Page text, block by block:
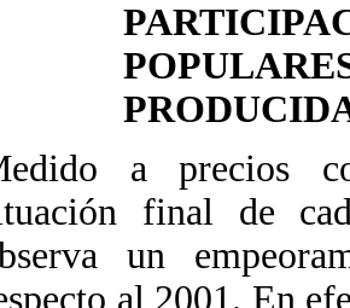
a precios
final de
un
al 2001. En